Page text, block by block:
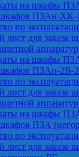
на шкафы
ПЗАн-ХК-1
по
лист для заказа
на шкафы
ПЗАн-2В-
по
лист для заказа
на шкафы
ПЗА
по
лист для заказа